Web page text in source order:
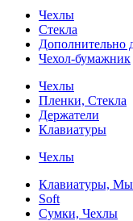
Чехлы
Стекла
Дополнительно
Чехол-бумажник
Чехлы
Пленки, Стекла
Держатели
Клавиатуры
Чехлы
Клавиатуры,
Soft
Сумки, Чехлы